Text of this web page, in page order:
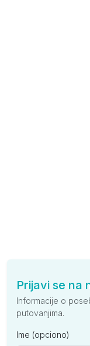
Prijavi se na
Informacije o
putovanjima.
Ime (opciono)